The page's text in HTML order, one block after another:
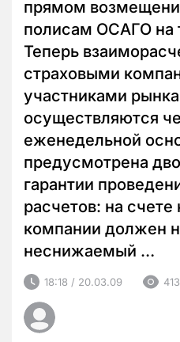
прямом
полисам ОСАГО на
Теперь
страховыми
участниками
осуществляются
еженедельной
предусмотрена
гарантии
расчетов: на
компании должен
неснижаемый …
18:18 / 20.03.09 413